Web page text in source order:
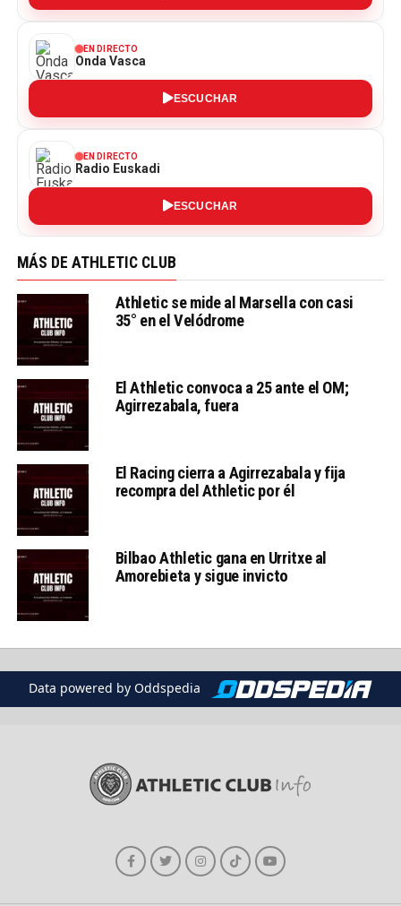
EN DIRECTO
Onda Vasca
ESCUCHAR
EN DIRECTO
Radio Euskadi
ESCUCHAR
MÁS DE ATHLETIC CLUB
Athletic se mide al Marsella con casi
35° en el Velódrome
El Athletic convoca a 25 ante el OM;
Agirrezabala, fuera
El Racing cierra a Agirrezabala y fija
recompra del Athletic por él
Bilbao Athletic gana en Urritxe al
Amorebieta y sigue invicto
Data powered by Oddspedia